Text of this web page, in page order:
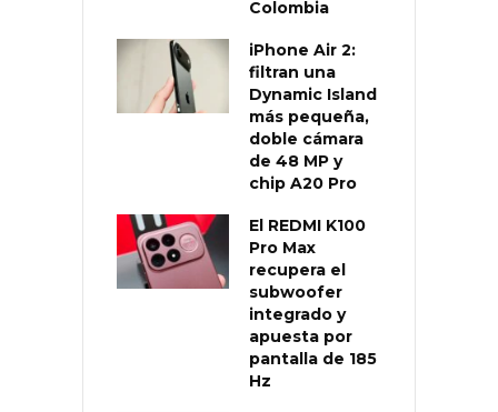
Colombia
iPhone Air 2:
filtran una
Dynamic Island
más pequeña,
doble cámara
de 48 MP y
chip A20 Pro
El REDMI K100
Pro Max
recupera el
subwoofer
integrado y
apuesta por
pantalla de 185
Hz